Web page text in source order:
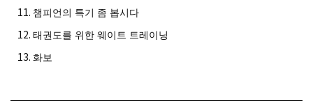
11. 챔피언의 특기 좀 봅시다
12. 태권도를 위한 웨이트 트레이닝
13. 화보